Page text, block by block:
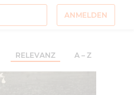
ANMELDEN
RELEVANZ A – Z